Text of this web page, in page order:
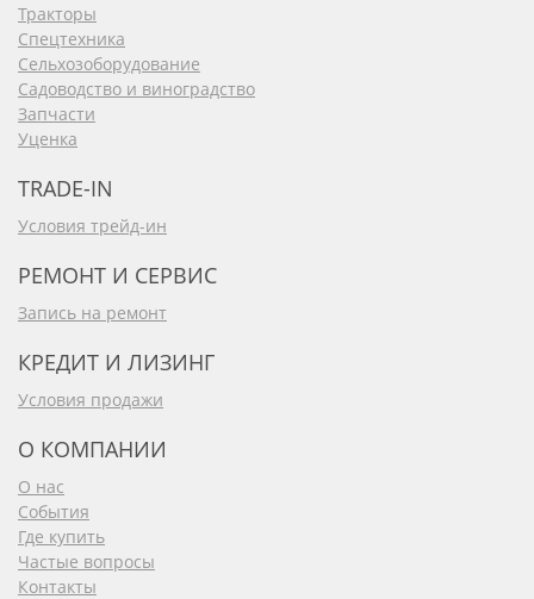
Тракторы
Спецтехника
Сельхозоборудование
Садоводство и виноградство
Запчасти
Уценка
TRADE-IN
Условия трейд-ин
РЕМОНТ И СЕРВИС
Запись на ремонт
КРЕДИТ И ЛИЗИНГ
Условия продажи
О КОМПАНИИ
О нас
События
Где купить
Частые вопросы
Контакты